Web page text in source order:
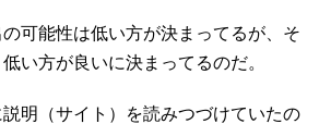
可能性は低い方が決まってるが、そ
い方が良いに決まってるのだ。
明（サイト）を読みつづけていたの